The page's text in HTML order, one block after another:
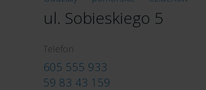
ul. Sobieskiego 5
Telefon
605 555 933
59 83 43 159